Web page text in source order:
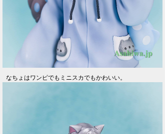
なちょはワンピでもミニスカでもかわいい。